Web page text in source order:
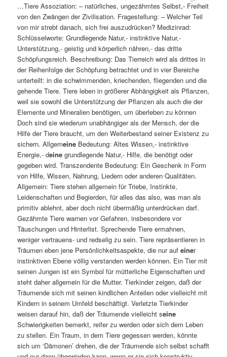
…Tiere Assoziation: – natürliches, ungezähmtes Selbst,- Freiheit
von den Zwängen der Zivilisation. Fragestellung: – Welcher Teil
von mir strebt danach, sich frei auszudrücken? Medizinrad:
Schlüsselworte: Grundlegende Natur,- instinktive Natur,-
Unterstützung,- geistig und körperlich nähren,- das dritte
Schöpfungsreich. Beschreibung: Das Tierreich wird als drittes in
der Reihenfolge der Schöpfung betrachtet und in vier Bereiche
unterteilt: in die schwimmenden, kriechenden, fliegenden und die
gehende Tiere. Tiere leben in größerer Abhängigkeit als Pflanzen,
weil sie sowohl die Unterstützung der Pflanzen als auch die der
Elemente und Mineralien benötigen, um überleben zu können
Doch sind sie wiederum unabhängiger als der Mensch, der die
Hilfe der Tiere braucht, um den Weiterbestand seiner Existenz zu
sichern. Allgemeine Bedeutung: Altes Wissen,- instinktive
Energie,- deine grundlegende Natur,- Hilfe, die benötigt oder
gegeben wird. Transzendente Bedeutung: Ein Geschenk in Form
von Hilfe, Wissen, Nahrung, Liedern oder anderen Qualitäten.
Allgemein: Tiere stehen allgemein für Triebe, Instinkte,
Leidenschaften und Begierden, für alles das also, was man als
primitiv ablehnt, aber doch nicht übermäßig unterdrücken darf.
Gezähmte Tiere warnen vor Gefahren, insbesondere vor
Täuschungen und Hinterlist. Sprechende Tiere ermahnen,
weniger vertrauens- und redselig zu sein. Tiere repräsentieren in
Träumen eben jene Persönlichkeitsaspekte, die nur aufeiner
instinktiven Ebene völlig verstanden werden können. Ein Tier mit
seinen Jungen ist ein Symbol für mütterliche Eigenschaften und
steht daher allgemein für die Mutter. Tierkinder zeigen, daß der
Träumende sich mit seinen kindlichen Anteilen oder vielleicht mit
Kindern in seinem Umfeld beschäftigt. Verletzte Tierkinder
weisen darauf hin, daß der Träumende vielleicht seine
Schwierigkeiten bemerkt, reifer zu werden oder sich dem Leben
zu stellen. Ein Traum, in dem Tiere gegessen werden, könnte
sich um ‘Dämonen’ drehen, die der Träumende sich selbst schafft